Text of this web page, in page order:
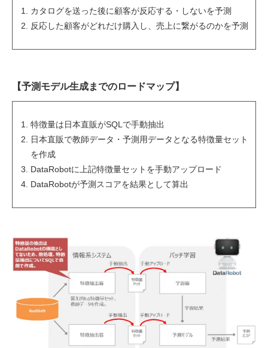
カタログを送った後に顧客が反応する・しないを予測
反応した顧客がどれだけ購入し、売上に繋がるのかを予測
【予測モデル生成までのロードマップ】
特徴量は日本直販がSQLで手動抽出
日本直販で教師データ・予測用データとなる特徴量セット
を作成
DataRobotに上記特徴量セットを手動アップロード
DataRobotが予測スコアを結果として算出